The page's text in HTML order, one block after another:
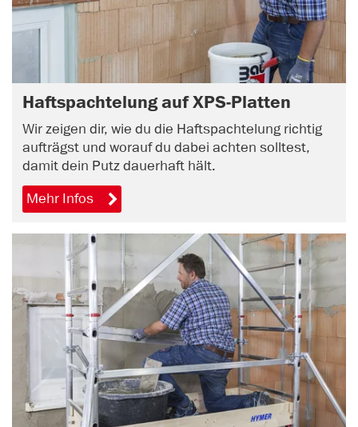
Haftspachtelung auf XPS-Platten
Wir zeigen dir, wie du die Haftspachtelung richtig
aufträgst und worauf du dabei achten solltest,
damit dein Putz dauerhaft hält.
Mehr Infos